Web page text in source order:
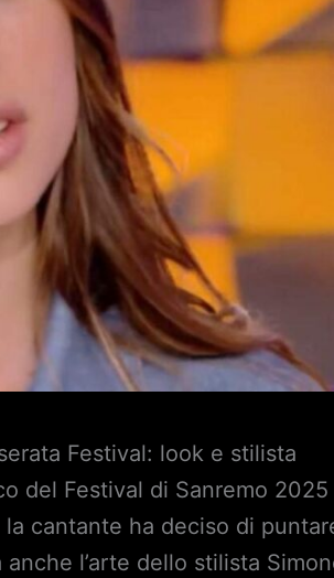
Festival: look e stilista
del Festival di Sanremo
cantante ha deciso di
l’arte dello stilista